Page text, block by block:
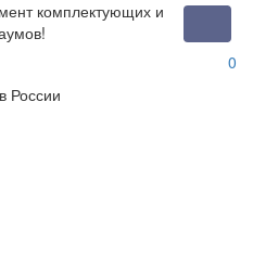
комплектующих и
0
России